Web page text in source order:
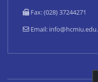
Fax: (028) 37244271
Email: